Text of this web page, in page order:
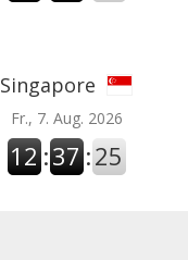
Singapore
Fr., 7. Aug. 2026
12 :37 :26